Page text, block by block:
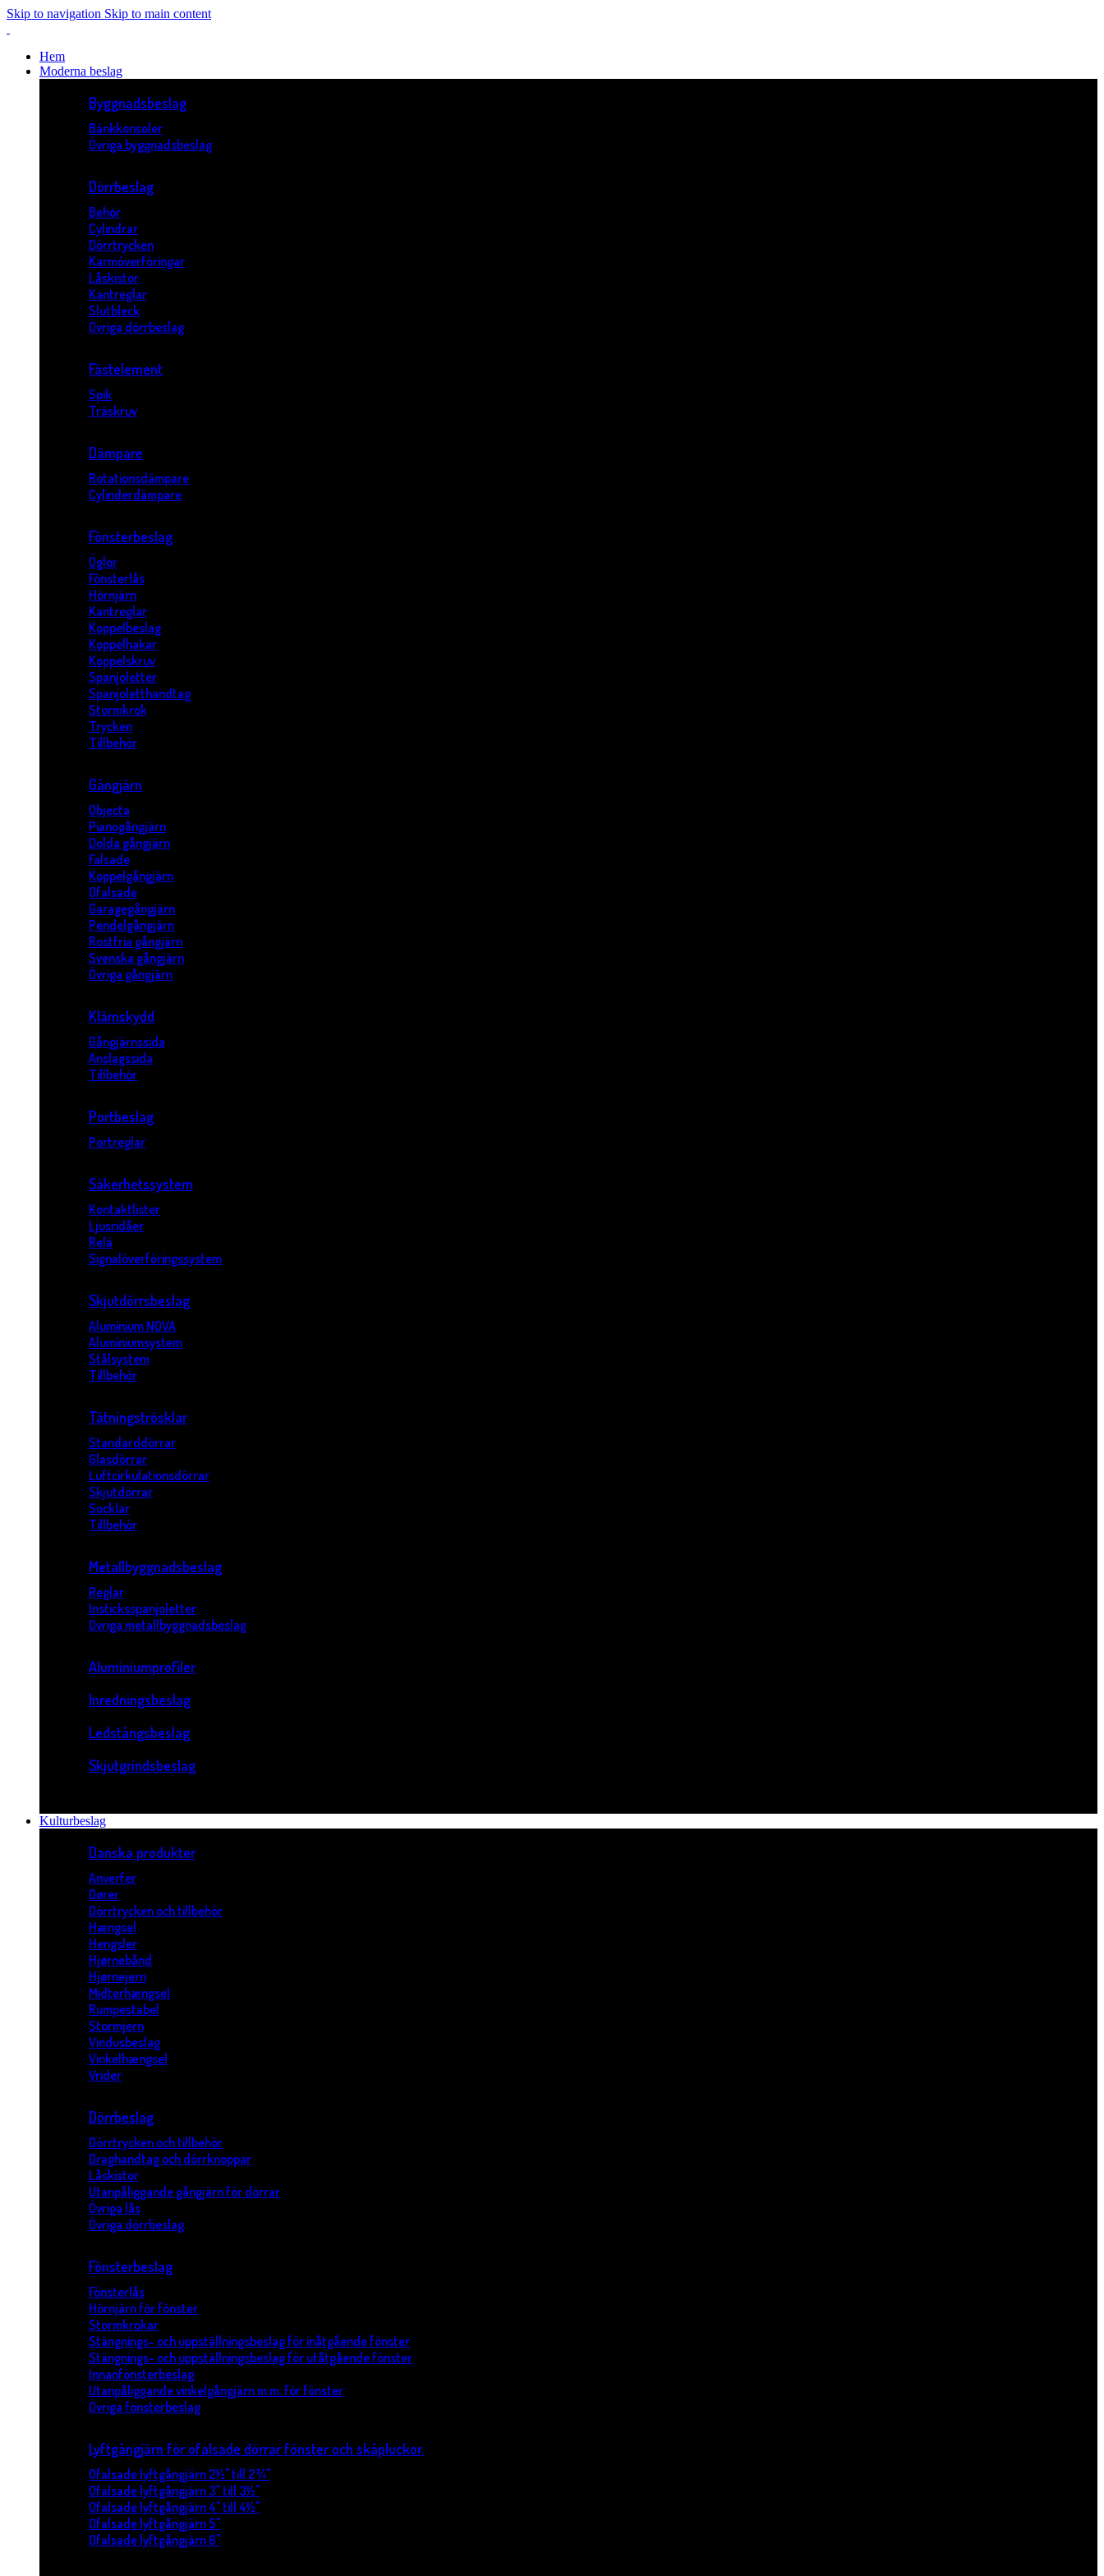
Skip to navigation Skip to main content
Hem
Moderna beslag
Byggnadsbeslag
Bänkkonsoler
Övriga byggnadsbeslag
Dörrbeslag
Behör
Cylindrar
Dörrtrycken
Karmöverföringar
Låskistor
Kantreglar
Slutbleck
Övriga dörrbeslag
Fästelement
Spik
Träskruv
Dämpare
Rotationsdämpare
Cylinderdämpare
Fönsterbeslag
Öglor
Fönsterlås
Hörnjärn
Kantreglar
Koppelbeslag
Koppelhakar
Koppelskruv
Spanjoletter
Spanjoletthandtag
Stormkrok
Trycken
Tillbehör
Gångjärn
Objecta
Pianogångjärn
Dolda gångjärn
Falsade
Koppelgångjärn
Ofalsade
Garagegångjärn
Pendelgångjärn
Rostfria gångjärn
Svenska gångjärn
Övriga gångjärn
Klämskydd
Gångjärnssida
Anslagssida
Tillbehör
Portbeslag
Portreglar
Säkerhetssystem
Kontaktlister
Ljusridåer
Relä
Signalöverföringssystem
Skjutdörrsbeslag
Aluminium NOVA
Aluminiumsystem
Stålsystem
Tillbehör
Tätningströsklar
Standarddörrar
Glasdörrar
Luftcirkulationsdörrar
Skjutdörrar
Socklar
Tillbehör
Metallbyggnadsbeslag
Reglar
Insticksspanjoletter
Övriga metallbyggnadsbeslag
Aluminiumprofiler
Inredningsbeslag
Ledstångsbeslag
Skjutgrindsbeslag
Kulturbeslag
Danska produkter
Anverfer
Dører
Dörrtrycken och tillbehör
Hængsel
Hengsler
Hjørnebånd
Hjørnejern
Midterhængsel
Rumpestabel
Stormjern
Vindusbeslag
Vinkelhængsel
Vrider
Dörrbeslag
Dörrtrycken och tillbehör
Draghandtag och dörrknoppar
Låskistor
Utanpåliggande gångjärn för dörrar
Övriga lås
Övriga dörrbeslag
Fönsterbeslag
Fönsterlås
Hörnjärn för fönster
Stormkrokar
Stängnings- och uppställningsbeslag för inåtgående fönster
Stängnings- och uppställningsbeslag för utåtgående fönster
Innanfönsterbeslag
Utanpåliggande vinkelgångjärn m.m. för fönster
Övriga fönsterbeslag
Lyftgångjärn för ofalsade dörrar fönster och skåpluckor.
Ofalsade lyftgångjärn 2½" till 2¾"
Ofalsade lyftgångjärn 3" till 3½"
Ofalsade lyftgångjärn 4" till 4½"
Ofalsade lyftgångjärn 5"
Ofalsade lyftgångjärn 6"